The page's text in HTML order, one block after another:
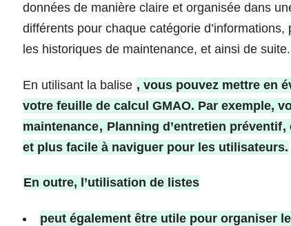
données de manière claire et organisée dans
différents pour chaque catégorie
les historiques de maintenance, et ainsi de suite.
En utilisant la balise , vous pouvez mettre en
votre feuille de calcul GMAO. Par exemple,
maintenance, Planning d’entretien préventif,
et plus facile à naviguer pour les utilisateurs.
En outre, l’utilisation de listes
peut également être utile pour organiser